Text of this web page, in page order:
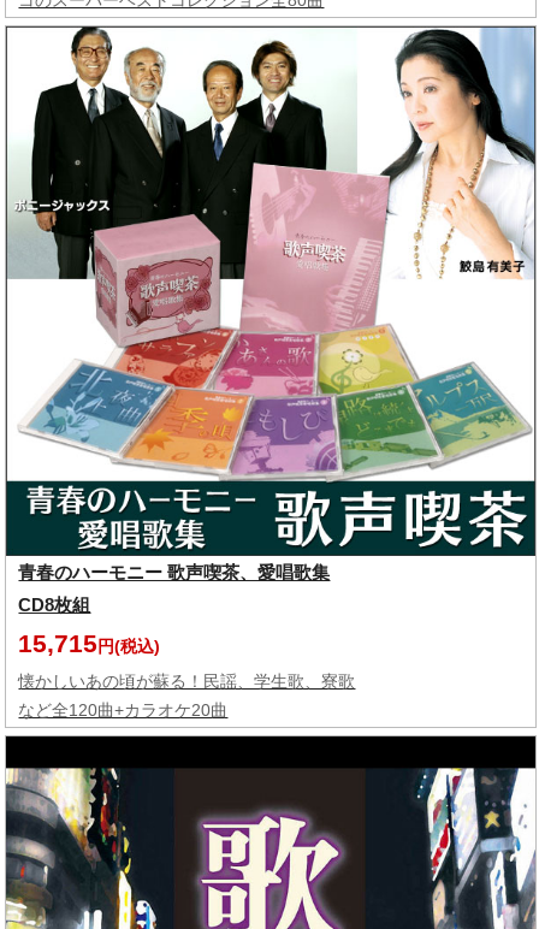
青春のハーモニー 歌声喫茶、愛唱歌集
CD8枚組
15,715円(税込)
懐かしいあの頃が蘇る！民謡、学生歌、寮歌
など全120曲+カラオケ20曲